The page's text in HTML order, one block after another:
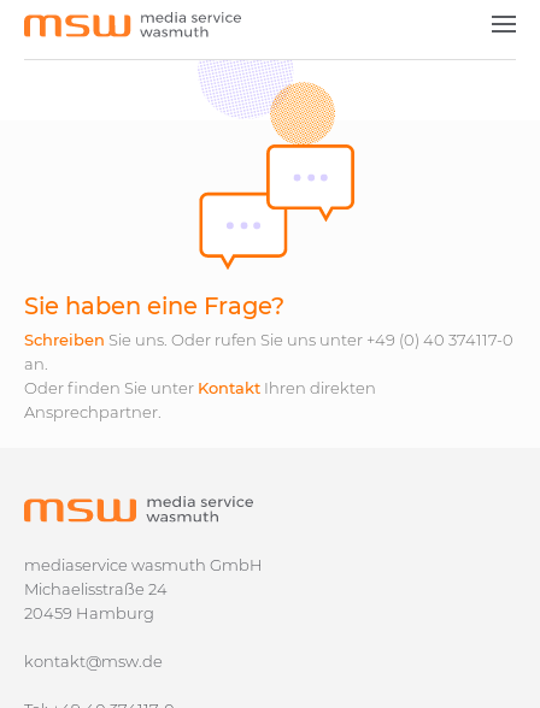
Medien & Vermarkter
Agenturen & Dienstleister
Unsere Produkte
Kontakt
Sie haben eine Frage?
Schreiben Sie uns. Oder rufen Sie uns unter +49 (0) 40 374117-0
an.
Oder finden Sie unter Kontakt Ihren direkten
Ansprechpartner.
mediaservice wasmuth GmbH
Michaelisstraße 24
20459 Hamburg
kontakt@msw.de